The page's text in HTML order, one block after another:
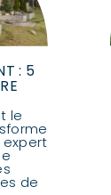
: 5
le
expert
de